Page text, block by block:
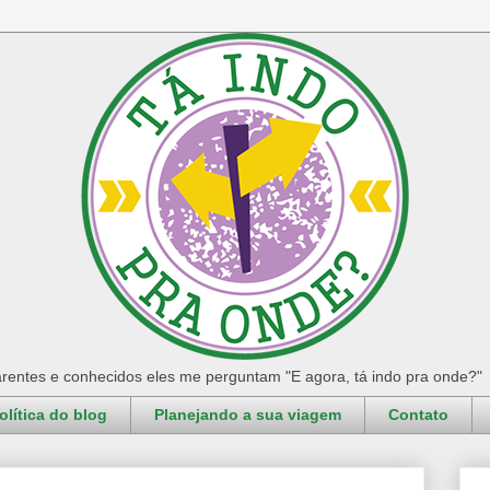
e conhecidos eles me perguntam "E agora, tá indo pra onde?"
do blog Planejando a sua viagem Contato